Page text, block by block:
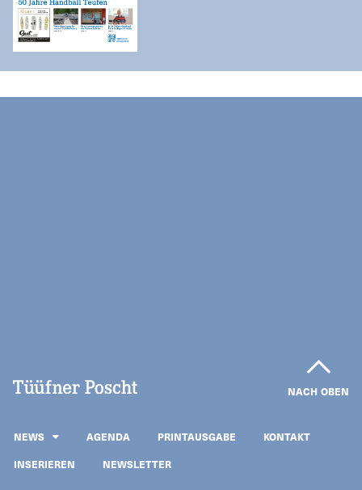
NACH OBEN
NEWS AGENDA PRINTAUSGABE
KONTAKT
INSERIEREN
NEWSLETTER